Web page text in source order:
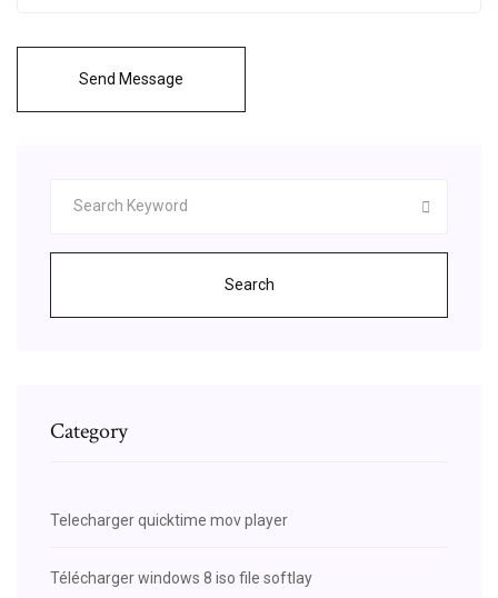
Send Message
Search
Category
Telecharger quicktime mov player
Télécharger windows 8 iso file softlay